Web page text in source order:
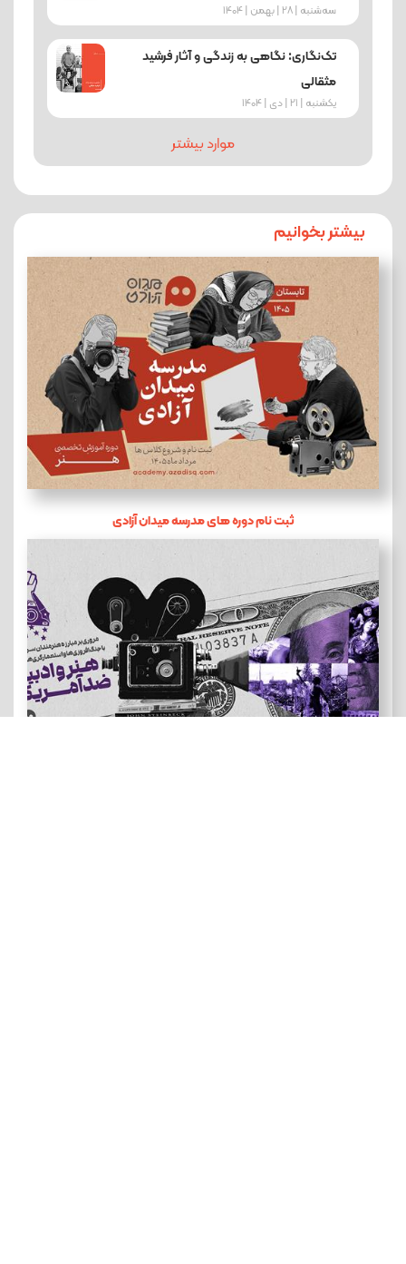
ﺳﻪشنبه | 28 | بهمن | 1404
تک‌نگاری: نگاهی به زندگی و آثار فرشید
مثقالی
یکشنبه | 21 | دی | 1404
موارد بیشتر
بیشتر بخوانیم
ثبت نام دوره های مدرسه میدان آزادی